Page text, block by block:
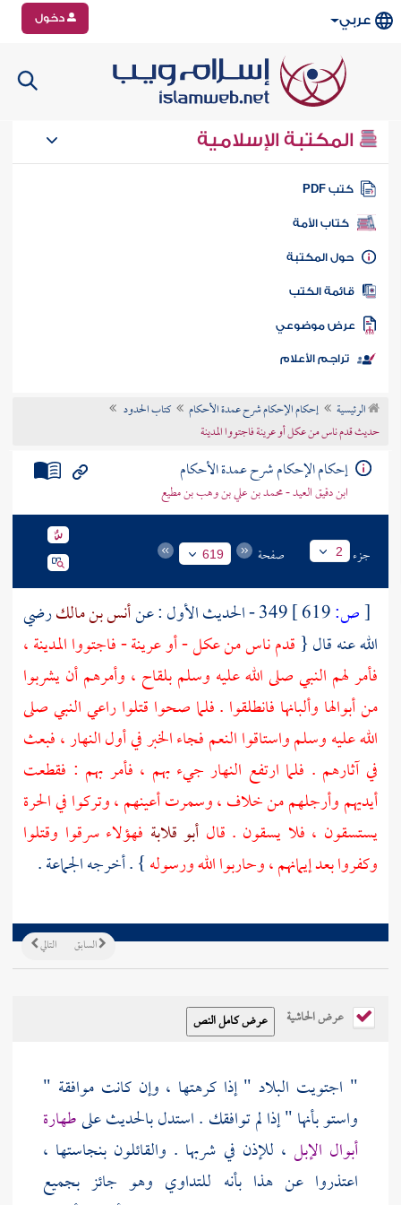
عربي دخول
المكتبة الإسلامية
كتب PDF
كتاب الأمة
المكتبة
الكتب
موضوعي
تراجم الأعلام
الرئيسية إحكام الإحكام شرح عمدة الأحكام
كتاب الحدود
حديث قدم ناس من عكل أو عرينة فاجتووا المدينة
إحكام الإحكام شرح عمدة الأحكام
ابن دقيق العيد - محمد بن علي بن وهب بن مطيع
جزء 2 صفحة 619
[ص: 349 - الحديث الأول : عن أنس بن مالكرضي
الله عنه قال { قدم ناس منعكل- أوعرينة- فاجتوواالمدينة،
فأمر لهم النبي صلى الله عليه وسلم بلقاح ، وأمرهم أن يشربوا
من أبوالها وألبانها فانطلقوا . فلما صحوا قتلوا راعي النبي صلى
الله عليه وسلم واستاقوا النعم فجاء الخبر في أول النهار ، فبعث
في آثارهم . فلما ارتفع النهار جيء بهم ، فأمر بهم : فقطعت
أيديهم وأرجلهم من خلاف ، وسمرت أعينهم ، وتركوا في الحرة
يستسقون ، فلا يسقون . قال أبو قلابة فهؤلاء سرقوا وقتلوا
وكفروا بعد إيمانهم ، وحاربوا الله ورسوله} . أخرجه الجماعة .
التالي السابق
عرض الحاشية
" اجتويت البلاد " إذا كرهتها ، وإن كانت موافقة "
واستو بأنها " إذا لم توافقك . استدل بالحديث علىطهارة
أبوال الإبل ، للإذن في شربها . والقائلون بنجاستها ،
اعتذروا عن هذا بأنه للتداوي وهو جائز بجميع